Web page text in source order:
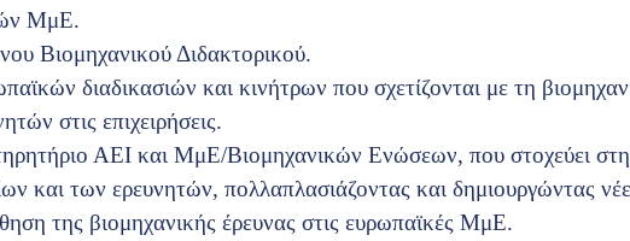
ΜμΕ.
Βιομηχανικού Διδακτορικού.
διαδικασιών και κινήτρων που σχετίζονται με τη
στις επιχειρήσεις.
ΑΕΙ και ΜμΕ/Βιομηχανικών Ενώσεων, που στοχεύει
και των ερευνητών, πολλαπλασιάζοντας και δημιουργώντας
της βιομηχανικής έρευνας στις ευρωπαϊκές ΜμΕ.